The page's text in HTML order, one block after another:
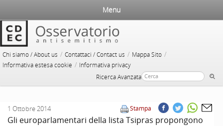
Chi siamo / About us / Contattaci / Contact us / Mappa Sito /
Informativa estesa cookie / Informativa privacy
Ricerca Avanzata
Menu
Stampa
1 Ottobre 2014
Gli europarlamentari della lista Tsipras propongono